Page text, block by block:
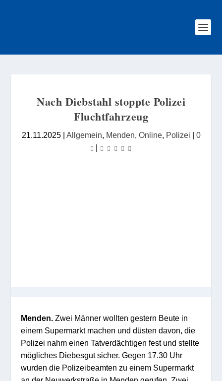
Nach Diebstahl stoppte Polizei
Fluchtfahrzeug
21.11.2025| Allgemein, Menden, Online, Polizei | 0
|
Menden. Zwei Männer wollten gestern Beute in
einem Supermarkt machen und düsten davon, die
Polizei nahm einen Tatverdächtigen fest und stellte
mögliches Diebesgut sicher. Gegen 17.30 Uhr
wurden die Polizeibeamten zu einem Supermarkt